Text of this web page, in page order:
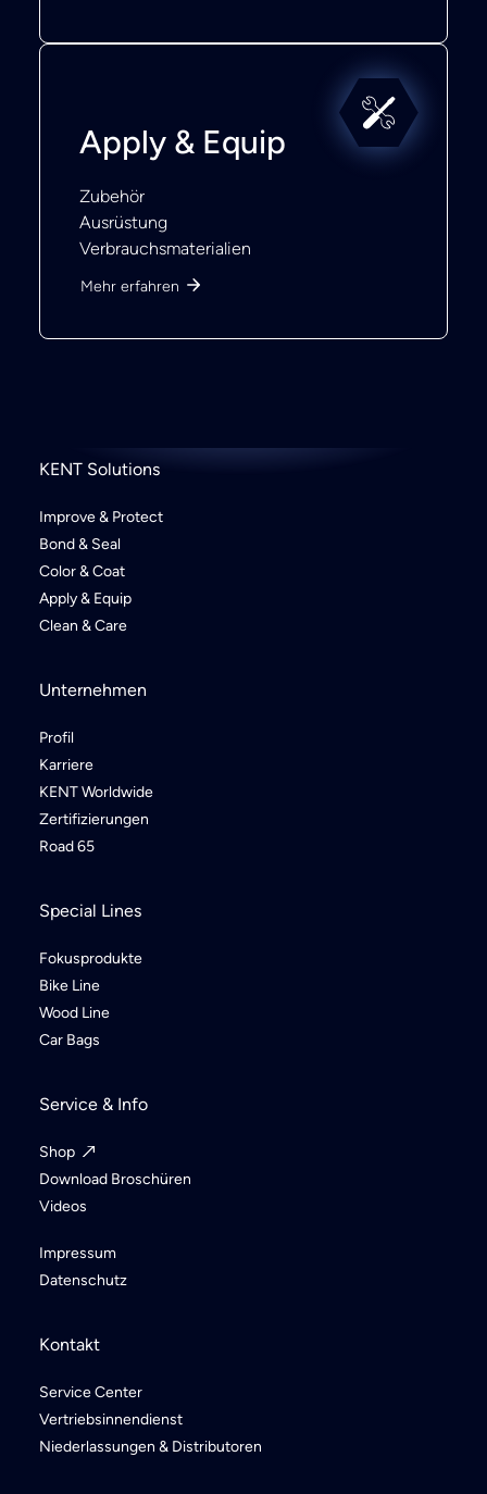
Apply & Equip
Zubehör
Ausrüstung
Verbrauchsmaterialien
Mehr erfahren
KENT Solutions
Improve & Protect
Bond & Seal
Color & Coat
Apply & Equip
Clean & Care
Unternehmen
Profil
Karriere
KENT Worldwide
Zertifizierungen
Road 65
Special Lines
Fokusprodukte
Bike Line
Wood Line
Car Bags
Service & Info
Shop
Download Broschüren
Videos
Impressum
Datenschutz
Kontakt
Service Center
Vertriebsinnendienst
Niederlassungen & Distributoren